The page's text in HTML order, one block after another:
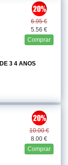
6.95 €
5.56 €
Comprar
3 4 ANOS
10.00 €
8.00 €
Comprar